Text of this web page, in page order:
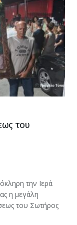
του
την Ιερά
η μεγάλη
του Σωτήρος